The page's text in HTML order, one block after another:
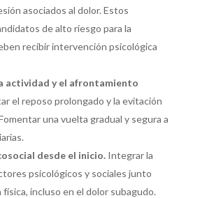
asociados al dolor. Estos
de alto riesgo para la
recibir intervención psicológica
actividad y el afrontamiento
el reposo prolongado y la evitación
una vuelta gradual y segura a
desde el inicio.Integrar la
psicológicos y sociales junto
física, incluso en el dolor subagudo.